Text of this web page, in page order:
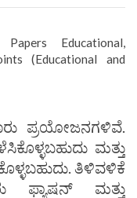
Educational,
(Educational and
ಪ್ರಯೋಜನಗಳಿವೆ.
ಮತ್ತು
ತಿಳಿವಳಿಕೆ
ಫ್ಯಾಷನ್ ಮತ್ತು